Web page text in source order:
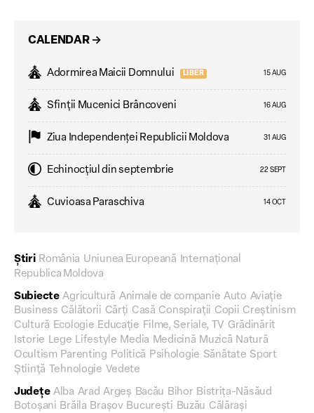
CALENDAR →
Adormirea Maicii Domnului LIBER 15 AUG
Sfinții Mucenici Brâncoveni 16 AUG
Ziua Independenţei Republicii Moldova 31 AUG
Echinocțiul din septembrie 22 SEPT
Cuvioasa Paraschiva 14 OCT
Știri România Uniunea Europeană
Internațional
Republica Moldova
Subiecte Agricultură Animale de companie Auto Aviație
Business Călătorii Cărți Casă Conspirații Copii Creștinism
Cultură Ecologie Educație Filme, Seriale, TV Grădinărit
Istorie Lege Lifestyle Media Medicină Muzică Natură
Ocultism Parenting Politică Psihologie Sănătate Sport
Știință
Tehnologie Vedete
Județe Alba Arad Argeș Bacău Bihor Bistrița-Năsăud
Botoșani Brăila Brașov București Buzău Călărași